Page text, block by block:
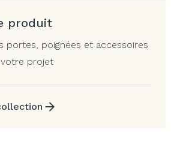
produit
portes, poignées et accessoires
projet